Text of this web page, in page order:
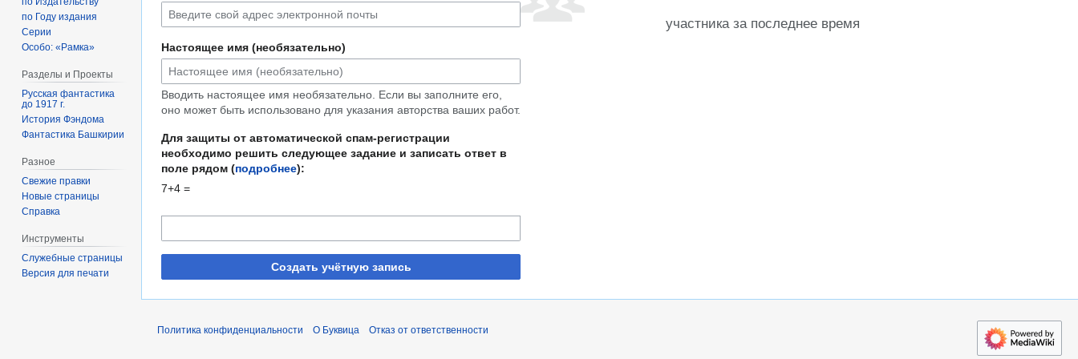
Настоящее имя (необязательно)
Вводить настоящее имя необязательно. Если вы заполните его,
оно может быть использовано для указания авторства ваших работ.
Для защиты от автоматической спам-регистрации
необходимо решить следующее задание и записать ответ в
поле рядом (подробнее):
7+4 =
Создать учётную запись
участника за последнее время
по Году издания
Серии
Особо: «Рамка»
Разделы и Проекты
Русская фантастика
до 1917 г.
История Фэндома
Фантастика Башкирии
Разное
Свежие правки
Новые страницы
Справка
Инструменты
Служебные страницы
Версия для печати
Политика конфиденциальности О Буквица Отказ от ответственности